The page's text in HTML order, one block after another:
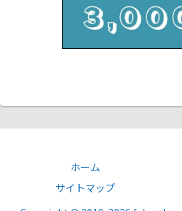
ホーム
サイトマップ